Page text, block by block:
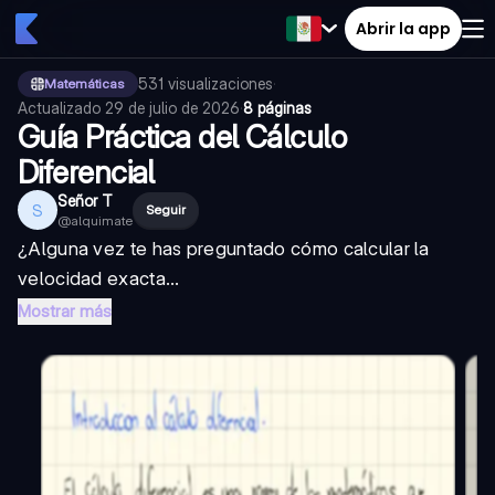
Abrir la app
Matemáticas 531 visualizaciones·
Actualizado 29 de julio de 2026·8 páginas
Guía Práctica del Cálculo
Diferencial
S Señor T
@alquimate
Seguir
¿Alguna vez te has preguntado cómo calcular la
velocidad exacta...
Mostrar más